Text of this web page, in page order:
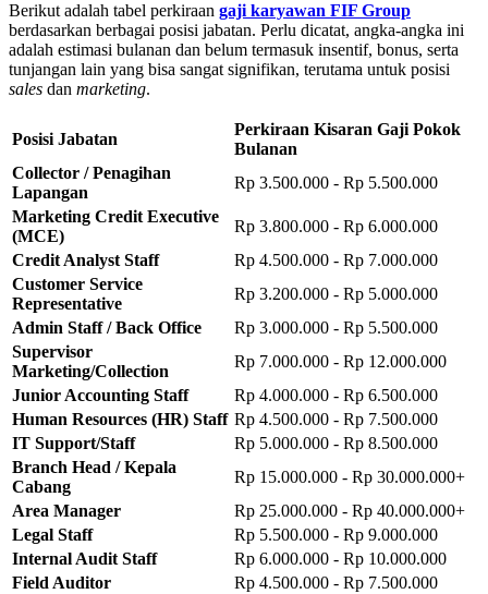
Berikut adalah tabel perkiraan gaji karyawan FIF Group
berdasarkan berbagai posisi jabatan. Perlu dicatat, angka-angka ini
adalah estimasi bulanan dan belum termasuk insentif, bonus, serta
tunjangan lain yang bisa sangat signifikan, terutama untuk posisi
sales dan marketing.
Posisi Jabatan
Perkiraan Kisaran Gaji Pokok
Bulanan
Collector / Penagihan
Lapangan
Rp 3.500.000 - Rp 5.500.000
Marketing Credit Executive
(MCE)
Rp 3.800.000 - Rp 6.000.000
Credit Analyst Staff
Rp 4.500.000 - Rp 7.000.000
Customer Service
Representative
Rp 3.200.000 - Rp 5.000.000
Admin Staff / Back Office
Rp 3.000.000 - Rp 5.500.000
Supervisor
Marketing/Collection
Rp 7.000.000 - Rp 12.000.000
Junior Accounting Staff
Rp 4.000.000 - Rp 6.500.000
Human Resources (HR) Staff Rp 4.500.000 - Rp 7.500.000
IT Support/Staff
Rp 5.000.000 - Rp 8.500.000
Branch Head / Kepala
Cabang
Rp 15.000.000 - Rp 30.000.000+
Area Manager
Rp 25.000.000 - Rp 40.000.000+
Legal Staff
Rp 5.500.000 - Rp 9.000.000
Internal Audit Staff
Rp 6.000.000 - Rp 10.000.000
Field Auditor
Rp 4.500.000 - Rp 7.500.000